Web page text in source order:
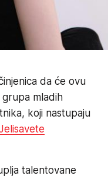
da će ovu
mladih
koji nastupaju
talentovane